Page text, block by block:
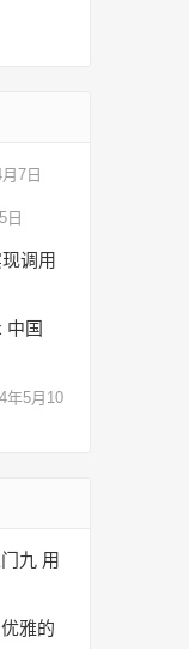
7日
日
调用
中国
年5月10
九 用
雅的